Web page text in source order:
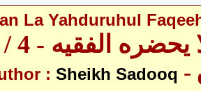
La Yahduruhul
الفقيه - 4 / 4
: Sheikh Sadooq